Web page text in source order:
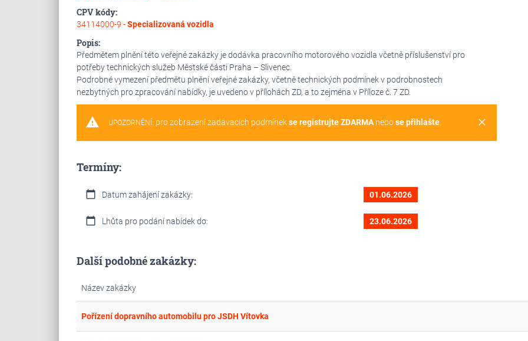
CPV kódy:
34114000-9 -Specializovaná vozidla
Popis:
Předmětem plnění této veřejné zakázky je dodávka pracovního motorového vozidla včetně příslušenství pro
potřeby technických služeb Městské části Praha – Slivenec.
Podrobné vymezení předmětu plnění veřejné zakázky, včetně technických podmínek v podrobnostech
nezbytných pro zpracování nabídky, je uvedeno v přílohách ZD, a to zejména v Příloze č. 7 ZD.
warning clear
UPOZORNĚNÍ: pro zobrazení zadávacích podmínekse registrujte ZDARMAnebose přihlašte.
Termíny:
calendar_today Datum zahájení zakázky: 01.06.2026
calendar_today Lhůta pro podání nabídek do: 23.06.2026
Další podobné zakázky:
Název zakázky
Pořízení dopravního automobilu pro JSDH Vítovka